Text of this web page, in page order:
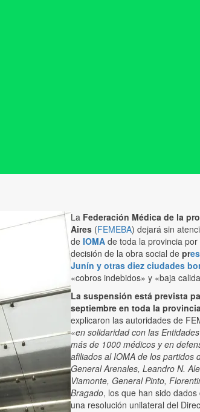
La Federación Médica de la
Aires (FEMEBA) dejará sin
de IOMA de toda la provincia
decisión de la obra social de pr
Junín y otras diez ciudades
«cobros indebidos» y «baja
La suspensión está prevista
septiembre en toda la
explicaron las autoridades de
«en solidaridad con las
más de 1000 médicos y en
afiliados al IOMA de los partidos
General Arenales, Leandro N.
Viamonte, General Pinto,
Bragado, los que han sido
una resolución unilateral del